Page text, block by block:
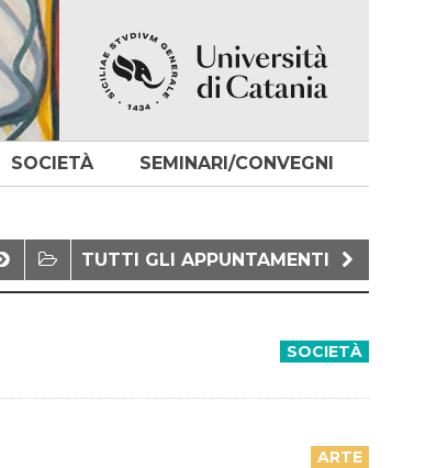
SOCIETÀ SEMINARI/CONVEGNI
TUTTI GLI APPUNTAMENTI
SOCIETÀ
ARTE